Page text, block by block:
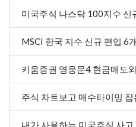
미국주식 나스닥 100지수 신
MSCI 한국 지수 신규 편입 6
키움증권 영웅문4 현금매도
주식 차트보고 매수타이밍 잡
내가 사용하는 미국주식 사고